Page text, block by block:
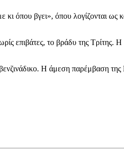
όπου βγει», όπου λογίζονται ως
επιβάτες, το βράδυ της Τρίτης.
Η άμεση παρέμβαση